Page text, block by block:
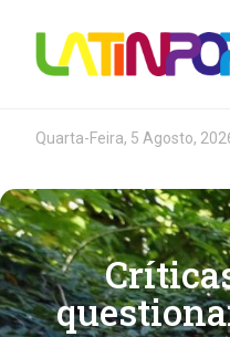
Quarta-Feira, 5 Agosto,